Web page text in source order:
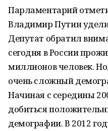
Парламентарий
Владимир Путин
Депутат обратил
сегодня в России
миллионов человек.
очень сложный
Начиная с середины
добиться
демографии. В 2012